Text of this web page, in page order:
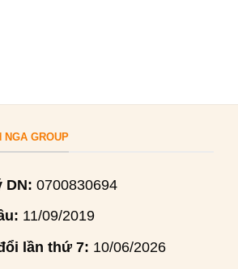
NGA GROUP
DN: 0700830694
11/09/2019
lần thứ 7: 10/06/2026